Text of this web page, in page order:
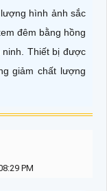
hình ảnh sắc
đêm bằng hồng
ninh. Thiết bị được
giảm chất lượng
PM